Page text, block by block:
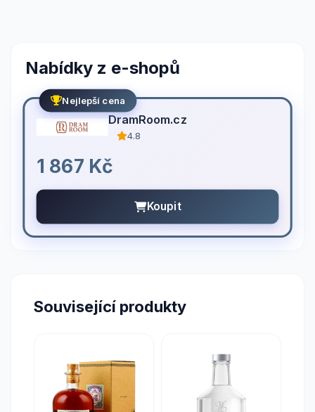
Nabídky z e-shopů
Nejlepší cena
DramRoom.cz
4.8
1 867 Kč
Koupit
Související produkty